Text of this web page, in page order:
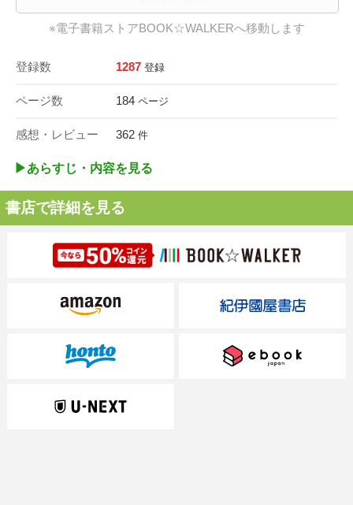
※電子書籍ストアBOOK☆WALKERへ移動します
登録数 1287 登録
ページ数 184 ページ
感想・レビュー 362 件
▶︎あらすじ・内容を見る
書店で詳細を見る